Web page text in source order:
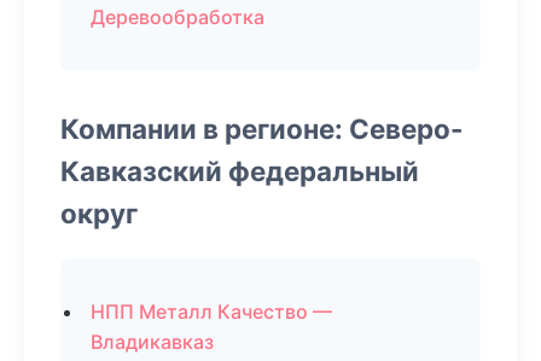
Деревообработка
Компании в регионе: Северо-
Кавказский федеральный
округ
НПП Металл Качество —
Владикавказ